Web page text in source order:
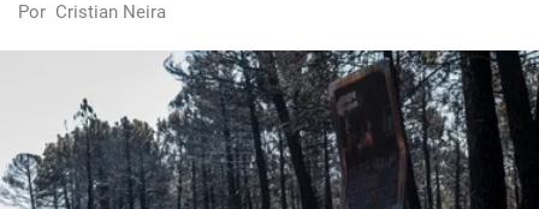
Por Cristian Neira